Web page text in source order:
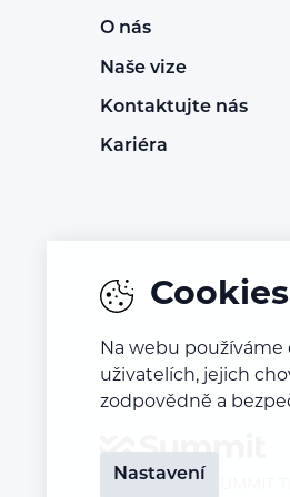
O nás
Naše vize
Kontaktujte nás
Kariéra
Na webu
uživatelích, jejich
zodpovědně a
Nastavení